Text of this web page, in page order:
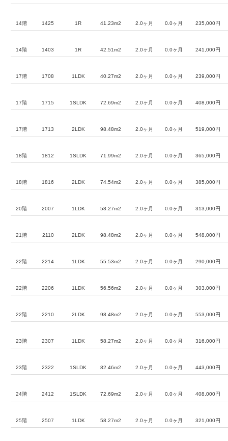
14階 1425 1R 41.23m2 2.0ヶ月 0.0ヶ月 235,000円
14階 1403 1R 42.51m2 2.0ヶ月 0.0ヶ月 241,000円
17階 1708 1LDK 40.27m2 2.0ヶ月 0.0ヶ月 239,000円
17階 1715 1SLDK 72.69m2 2.0ヶ月 0.0ヶ月 408,000円
17階 1713 2LDK 98.48m2 2.0ヶ月 0.0ヶ月 519,000円
18階 1812 1SLDK 71.99m2 2.0ヶ月 0.0ヶ月 365,000円
18階 1816 2LDK 74.54m2 2.0ヶ月 0.0ヶ月 385,000円
20階 2007 1LDK 58.27m2 2.0ヶ月 0.0ヶ月 313,000円
21階 2110 2LDK 98.48m2 2.0ヶ月 0.0ヶ月 548,000円
22階 2214 1LDK 55.53m2 2.0ヶ月 0.0ヶ月 290,000円
22階 2206 1LDK 56.56m2 2.0ヶ月 0.0ヶ月 303,000円
22階 2210 2LDK 98.48m2 2.0ヶ月 0.0ヶ月 553,000円
23階 2307 1LDK 58.27m2 2.0ヶ月 0.0ヶ月 316,000円
23階 2322 1SLDK 82.46m2 2.0ヶ月 0.0ヶ月 443,000円
24階 2412 1SLDK 72.69m2 2.0ヶ月 0.0ヶ月 408,000円
25階 2507 1LDK 58.27m2 2.0ヶ月 0.0ヶ月 321,000円